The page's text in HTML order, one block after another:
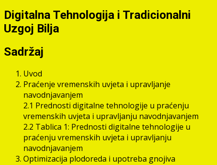
Digitalna Tehnologija i Tradicionalni
Uzgoj Bilja
Sadržaj
Uvod
Praćenje vremenskih uvjeta i upravljanje
navodnjavanjem
2.1 Prednosti digitalne tehnologije u praćenju
vremenskih uvjeta i upravljanju navodnjavanjem
2.2 Tablica 1: Prednosti digitalne tehnologije u
praćenju vremenskih uvjeta i upravljanju
navodnjavanjem
Optimizacija plodoreda i upotreba gnojiva